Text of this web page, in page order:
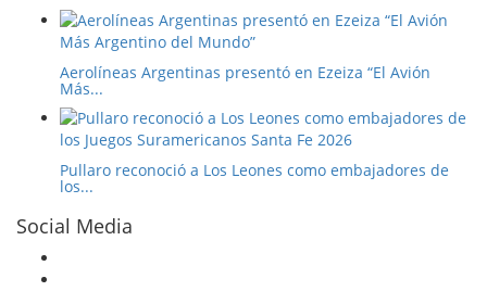
Aerolíneas Argentinas presentó en Ezeiza “El Avión
Más...
Pullaro reconoció a Los Leones como embajadores de
los...
Social Media